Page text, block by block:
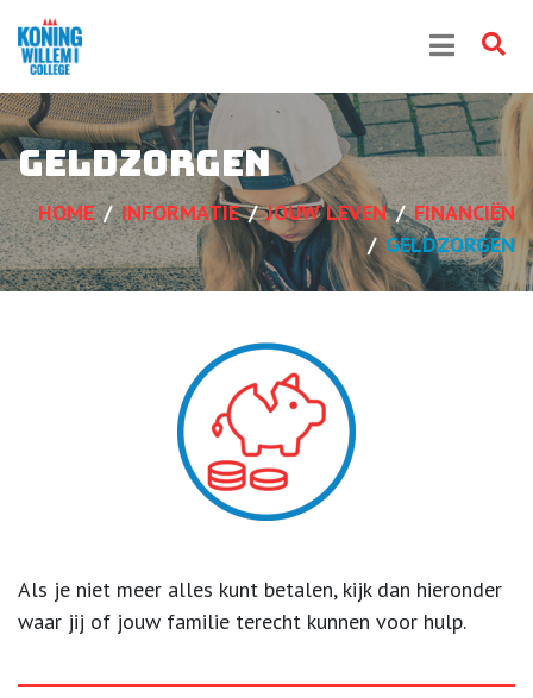
Geldzorgen
HOME INFORMATIE JOUW LEVEN
FINANCIËN
GELDZORGEN
Als je niet meer alles kunt betalen, kijk dan hieronder
waar jij of jouw familie terecht kunnen voor hulp.